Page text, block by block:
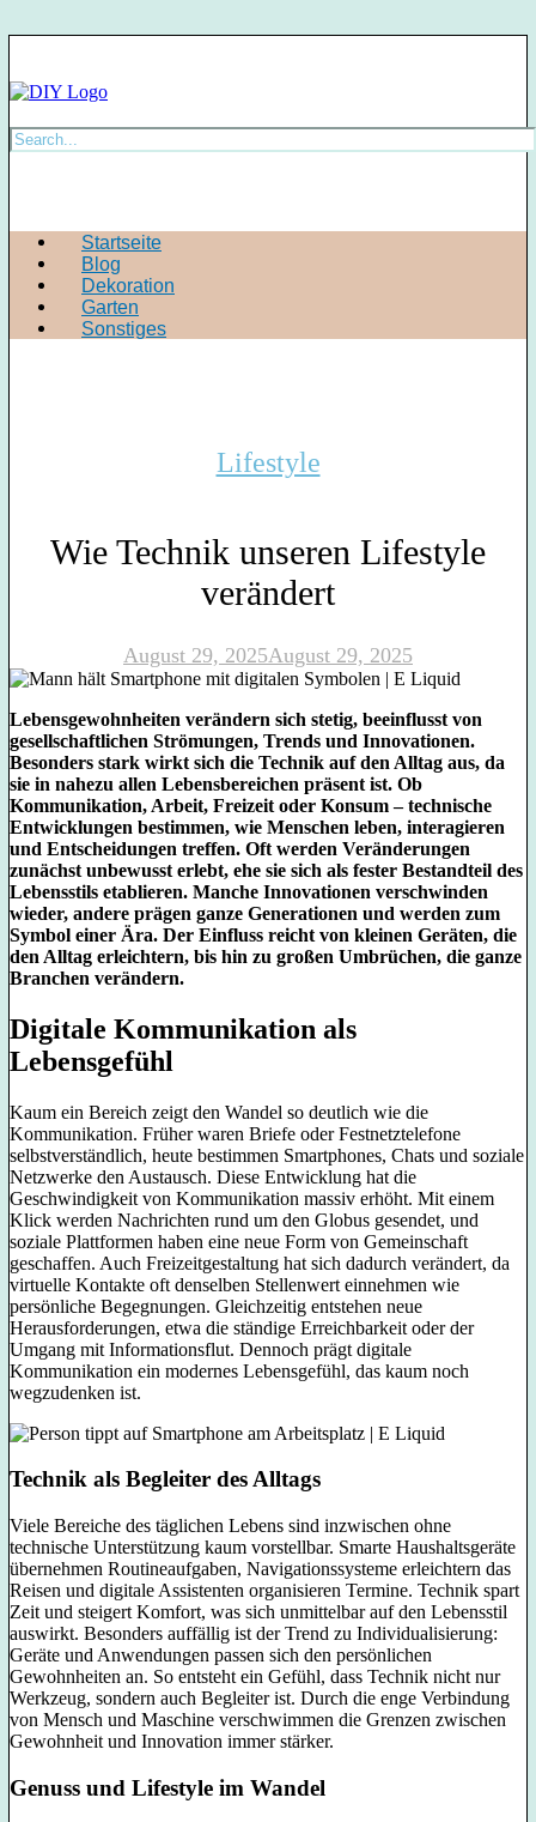
Startseite
Blog
Dekoration
Garten
Sonstiges
Lifestyle
Wie Technik unseren Lifestyle
verändert
August 29, 2025August 29, 2025
Lebensgewohnheiten verändern sich stetig, beeinflusst von
gesellschaftlichen Strömungen, Trends und Innovationen.
Besonders stark wirkt sich die Technik auf den Alltag aus, da
sie in nahezu allen Lebensbereichen präsent ist. Ob
Kommunikation, Arbeit, Freizeit oder Konsum – technische
Entwicklungen bestimmen, wie Menschen leben, interagieren
und Entscheidungen treffen. Oft werden Veränderungen
zunächst unbewusst erlebt, ehe sie sich als fester Bestandteil des
Lebensstils etablieren. Manche Innovationen verschwinden
wieder, andere prägen ganze Generationen und werden zum
Symbol einer Ära. Der Einfluss reicht von kleinen Geräten, die
den Alltag erleichtern, bis hin zu großen Umbrüchen, die ganze
Branchen verändern.
Digitale Kommunikation als
Lebensgefühl
Kaum ein Bereich zeigt den Wandel so deutlich wie die
Kommunikation. Früher waren Briefe oder Festnetztelefone
selbstverständlich, heute bestimmen Smartphones, Chats und soziale
Netzwerke den Austausch. Diese Entwicklung hat die
Geschwindigkeit von Kommunikation massiv erhöht. Mit einem
Klick werden Nachrichten rund um den Globus gesendet, und
soziale Plattformen haben eine neue Form von Gemeinschaft
geschaffen. Auch Freizeitgestaltung hat sich dadurch verändert, da
virtuelle Kontakte oft denselben Stellenwert einnehmen wie
persönliche Begegnungen. Gleichzeitig entstehen neue
Herausforderungen, etwa die ständige Erreichbarkeit oder der
Umgang mit Informationsflut. Dennoch prägt digitale
Kommunikation ein modernes Lebensgefühl, das kaum noch
wegzudenken ist.
Technik als Begleiter des Alltags
Viele Bereiche des täglichen Lebens sind inzwischen ohne
technische Unterstützung kaum vorstellbar. Smarte Haushaltsgeräte
übernehmen Routineaufgaben, Navigationssysteme erleichtern das
Reisen und digitale Assistenten organisieren Termine. Technik spart
Zeit und steigert Komfort, was sich unmittelbar auf den Lebensstil
auswirkt. Besonders auffällig ist der Trend zu Individualisierung:
Geräte und Anwendungen passen sich den persönlichen
Gewohnheiten an. So entsteht ein Gefühl, dass Technik nicht nur
Werkzeug, sondern auch Begleiter ist. Durch die enge Verbindung
von Mensch und Maschine verschwimmen die Grenzen zwischen
Gewohnheit und Innovation immer stärker.
Genuss und Lifestyle im Wandel